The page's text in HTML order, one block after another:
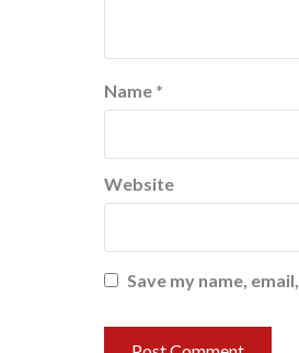
Name *
Website
Save my name,